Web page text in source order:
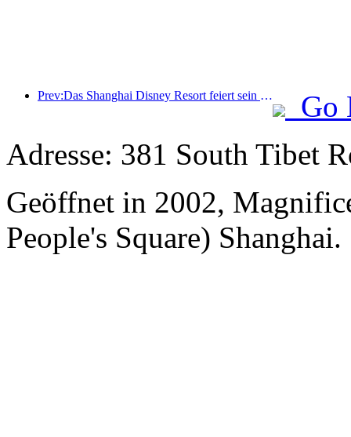
Prev:Das Shanghai Disney Resort feiert sein 10-jähriges Bestehen und hat bis heute über 100 Millionen Besucher empfangen.
Go
Adresse: 381 South Tibet
Geöffnet in 2002,
People's Square) Shanghai.